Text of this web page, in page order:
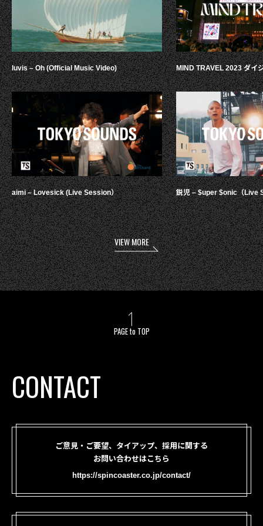
luvis – Oh (Official Music Video)
aimi – Lovesick (Live Session）
MIND TRAVEL 2023 ダイ
鋭児 – $uper $onic（Live
VIEW MORE
PAGE to TOP
CONTACT
ご意見・ご要望、タイアップ、採用に関する
お問い合わせはこちら
https://spincoaster.co.jp/contact/